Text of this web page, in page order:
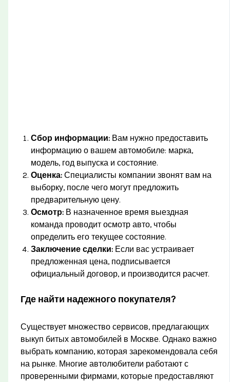
Сбор информации: Вам нужно предоставить
информацию о вашем автомобиле: марка,
модель, год выпуска и состояние.
Оценка: Специалисты компании звонят вам на
выборку, после чего могут предложить
предварительную цену.
Осмотр: В назначенное время выездная
команда проводит осмотр авто, чтобы
определить его текущее состояние.
Заключение сделки: Если вас устраивает
предложенная цена, подписывается
официальный договор, и производится расчет.
Где найти надежного покупателя?
Существует множество сервисов, предлагающих
выкуп битых автомобилей в Москве. Однако важно
выбрать компанию, которая зарекомендовала себя
на рынке. Многие автолюбители работают с
проверенными фирмами, которые предоставляют